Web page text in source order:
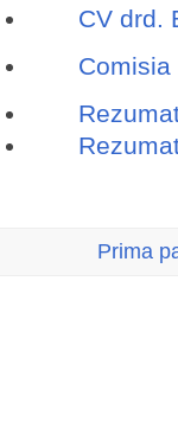
CV drd.
Prima